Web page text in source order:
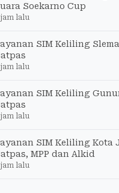
Soekarno Cup
jam lalu
SIM Keliling
jam lalu
SIM Keliling
jam lalu
SIM Keliling Kota
MPP dan Alkid
jam lalu